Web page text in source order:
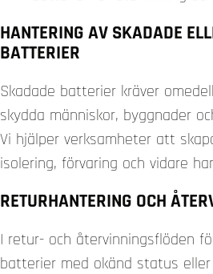
HANTERING AV SKADADE
BATTERIER
Skadade batterier kräver
skydda människor, byggnader
Vi hjälper verksamheter att
isolering, förvaring och vidare
RETURHANTERING OCH
I retur- och återvinningsflöden
batterier med okänd status